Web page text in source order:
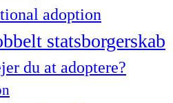
adoption
statsborgerskab
du at adoptere?